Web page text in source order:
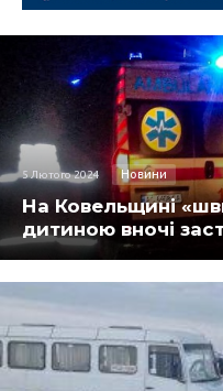
5 Лютого 2024 Новини
На Ковельщині
дитиною вночі